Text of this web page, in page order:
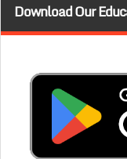
Download Our